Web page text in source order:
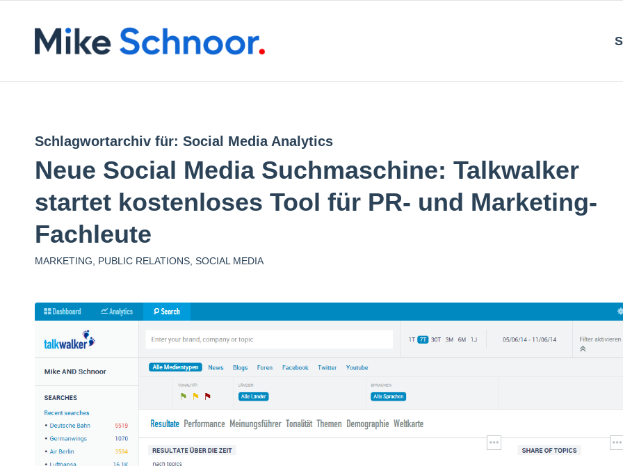
Schlagwortarchiv für: Social Media Analytics
Neue Social Media Suchmaschine: Talkwalker
startet kostenloses Tool für PR- und Marketing-
Fachleute
MARKETING PUBLIC RELATIONS SOCIAL MEDIA